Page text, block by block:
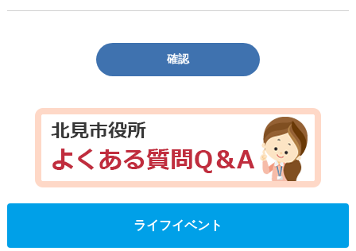
確認
ライフイベント